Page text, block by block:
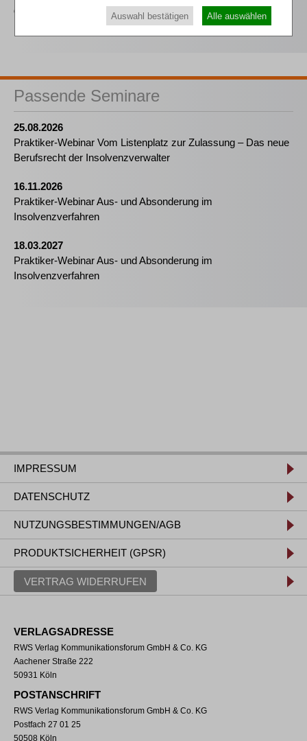
Grundpfandrechte im
Passende Seminare
25.08.2026
Praktiker-Webinar Vom Listenplatz zur Zulassung – Das neue
Berufsrecht der Insolvenzverwalter
16.11.2026
Praktiker-Webinar Aus- und Absonderung im
Insolvenzverfahren
18.03.2027
Praktiker-Webinar Aus- und Absonderung im
Insolvenzverfahren
IMPRESSUM
DATENSCHUTZ
NUTZUNGSBESTIMMUNGEN/AGB
PRODUKTSICHERHEIT (GPSR)
VERTRAG WIDERRUFEN
VERLAGSADRESSE
RWS Verlag Kommunikationsforum GmbH & Co. KG
Aachener Straße 222
50931 Köln
POSTANSCHRIFT
RWS Verlag Kommunikationsforum GmbH & Co. KG
Postfach 27 01 25
50508 Köln
Auswahl bestätigen Alle auswählen